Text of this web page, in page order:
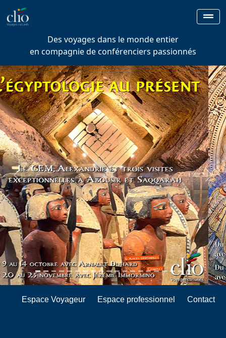
Des voyages dans le monde entier
en compagnie de conférenciers passionnés
Previous Next
Espace Voyageur Espace professionnel Contact